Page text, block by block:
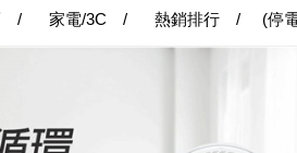
/ 家電/3C / 熱銷排行 / (停